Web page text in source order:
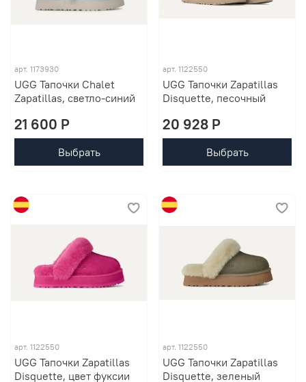
арт. 1173930
UGG Тапочки Chalet
Zapatillas, светло-синий
21 600 P
Выбрать
арт. 1122550
UGG Тапочки Zapatillas
Disquette, песочный
20 928 P
Выбрать
арт. 1122550
UGG Тапочки Zapatillas
Disquette, цвет фуксии
арт. 1122550
UGG Тапочки Zapatillas
Disquette, зеленый